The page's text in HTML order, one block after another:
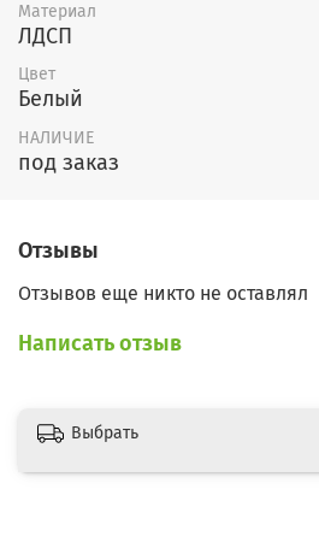
Материал
ЛДСП
Цвет
Белый
НАЛИЧИЕ
под заказ
Отзывы
Отзывов еще никто не оставлял
Написать отзыв
Выбрать